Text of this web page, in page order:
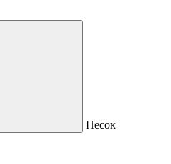
Песок